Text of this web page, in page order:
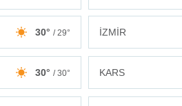
30° / 29° İZMİR
30° / 30° KARS